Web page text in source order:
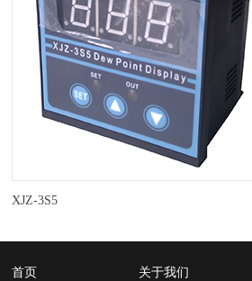
XJZ-3S5
首页 关于我们